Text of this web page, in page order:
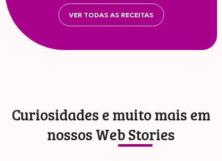
VER TODAS AS RECEITAS
Curiosidades e muito mais em
nossos Web Stories